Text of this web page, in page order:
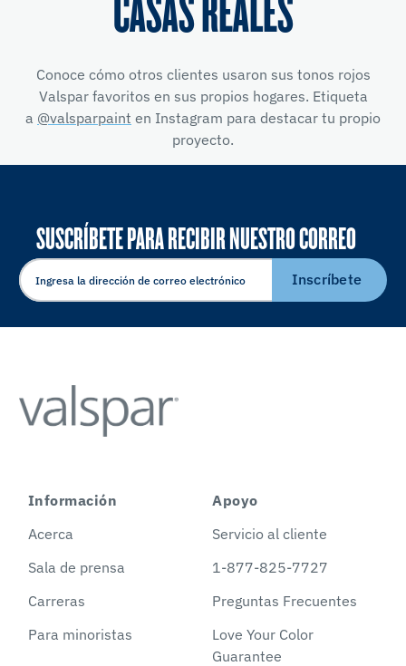
Conoce cómo otros clientes usaron sus tonos rojos
Valspar favoritos en sus propios hogares. Etiqueta
a @valsparpaint en Instagram para destacar tu propio
proyecto.
SUSCRÍBETE PARA RECIBIR NUESTRO CORREO
ELECTRÓNICO
Inscríbete
Información
Acerca
Sala de prensa
Carreras
Para minoristas
Apoyo
Servicio al cliente
1-877-825-7727
Preguntas Frecuentes
Love Your Color
Guarantee